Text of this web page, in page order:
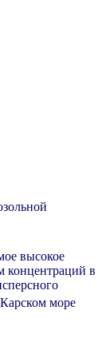
высокое
концентраций в
море